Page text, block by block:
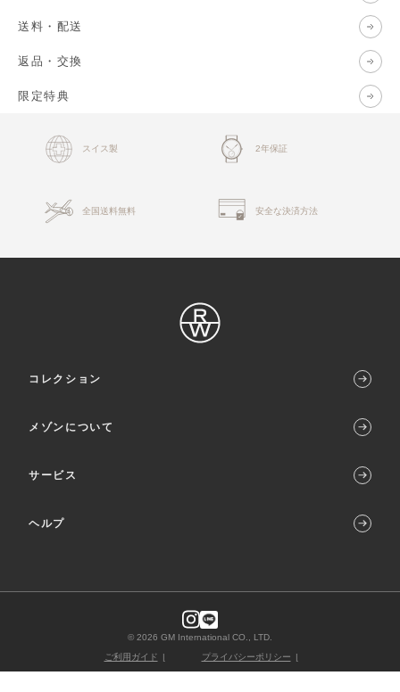
送料・配送
返品・交換
限定特典
スイス製 2年保証
全国送料無料 安全な決済方法
コレクション
メゾンについて
サービス
ヘルプ
© 2026 GM International CO., LTD.
ご利用ガイド
プライバシーポリシー